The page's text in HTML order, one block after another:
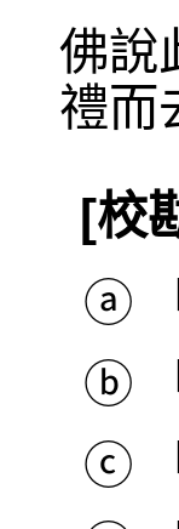
佛說
禮而
[校
ⓐ
ⓑ
ⓒ